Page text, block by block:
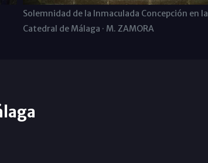
Solemnidad de la Inmaculada Concepción en la
Catedral de Málaga · M. ZAMORA